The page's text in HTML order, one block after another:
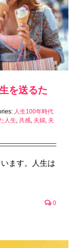
を送るた
人生100年時代
人生, 共感, 夫婦, 夫
ます。人生は
0